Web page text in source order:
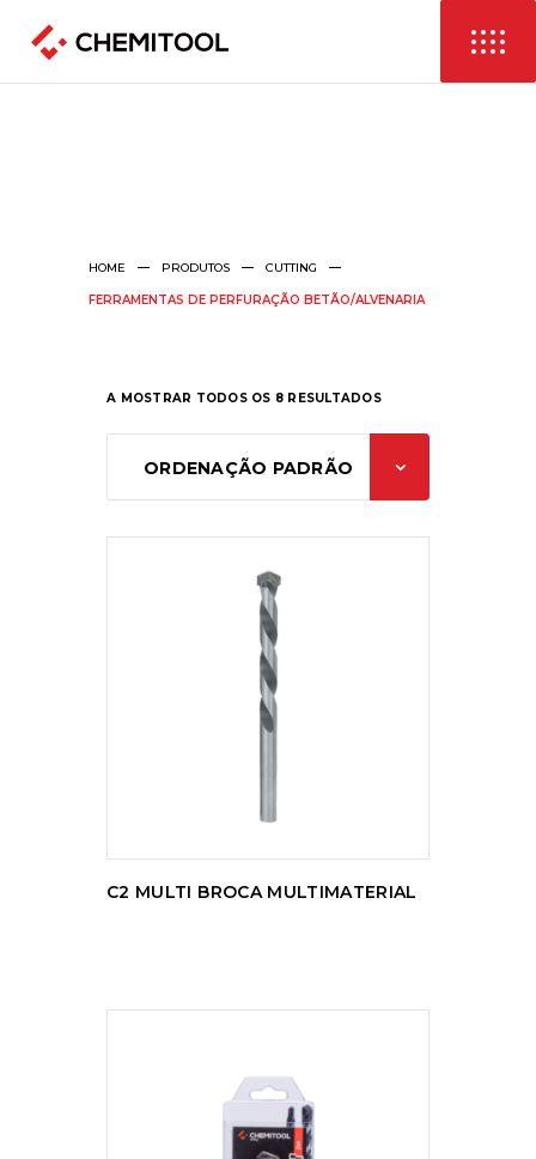
HOME PRODUTOS CUTTING
FERRAMENTAS DE PERFURAÇÃO BETÃO/ALVENARIA
A MOSTRAR TODOS OS 8 RESULTADOS
ORDENAÇÃO PADRÃO
LER MAIS
C2 MULTI BROCA MULTIMATERIAL